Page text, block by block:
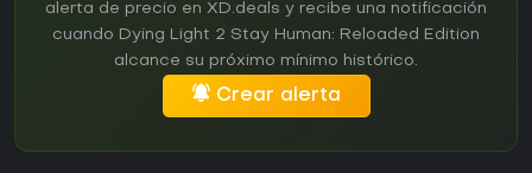
alerta de precio en XD.deals y recibe una notificación
cuando Dying Light 2 Stay Human: Reloaded Edition
alcance su próximo mínimo histórico.
Crear alerta